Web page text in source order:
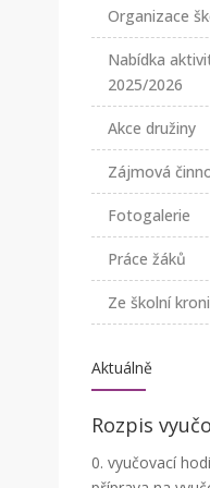
Organizace
Nabídka
2025/2026
Akce družiny
Zájmová
Fotogalerie
Práce žáků
Ze školní
Aktuálně
Rozpis
0. vyučovací